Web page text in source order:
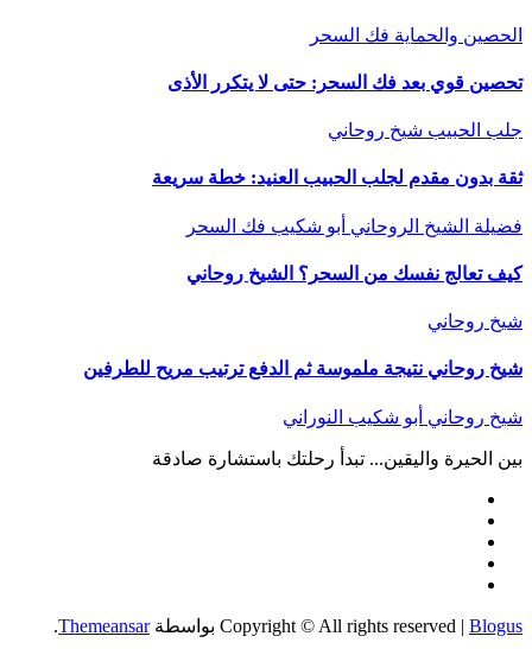
الحصين والحماية فك السحر
تحصين قوي بعد فك السحر: حتى لا يتكرر الأذى
جلب الحبيب شيخ روحاني
ثقة بدون مقدم لجلب الحبيب العنيد: خطة سريعة
فضيلة الشيخ الروحاني أبو شكيب فك السحر
كيف تعالج نفسك من السحر؟ الشيخ روحاني
شيخ روحاني
شيخ روحاني نتيجة ملموسة ثم الدفع ترتيب مريح للطرفين
شيخ روحاني أبو شكيب النوراني
بين الحيرة واليقين... تبدأ رحلتك باستشارة صادقة
Copyright © All rights reserved | Blogus بواسطةThemeansar
.